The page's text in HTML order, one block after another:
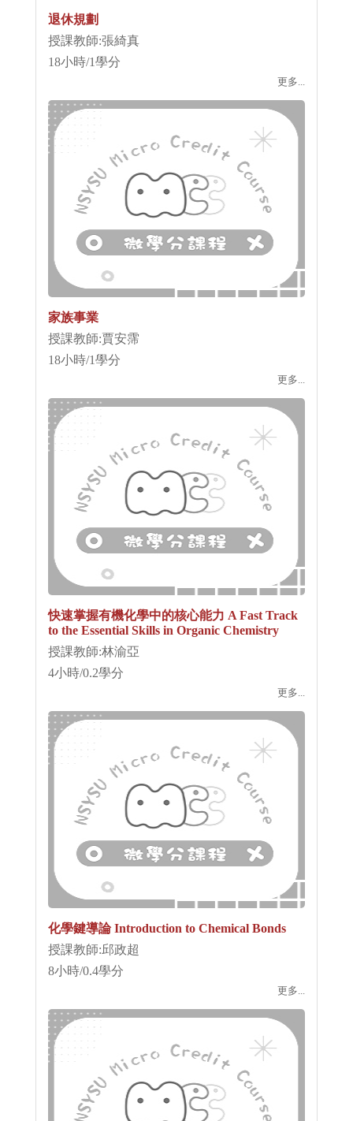
退休規劃
授課教師:張綺真
18小時/1學分
更多...
家族事業
授課教師:賈安霈
18小時/1學分
更多...
快速掌握有機化學中的核心能力 A Fast Track
to the Essential Skills in Organic Chemistry
授課教師:林渝亞
4小時/0.2學分
更多...
化學鍵導論 Introduction to Chemical Bonds
授課教師:邱政超
8小時/0.4學分
更多...